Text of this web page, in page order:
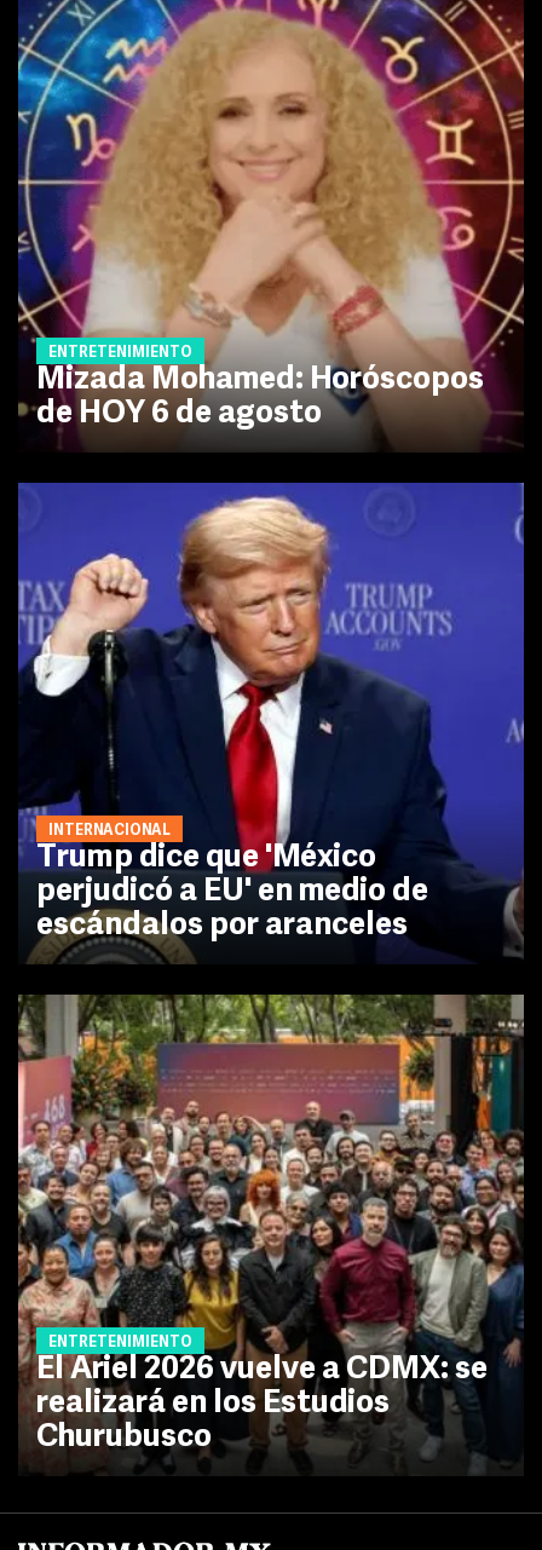
ENTRETENIMIENTO
Mizada Mohamed: Horóscopos
de HOY 6 de agosto
INTERNACIONAL
Trump dice que 'México
perjudicó a EU' en medio de
escándalos por aranceles
ENTRETENIMIENTO
El Ariel 2026 vuelve a CDMX: se
realizará en los Estudios
Churubusco